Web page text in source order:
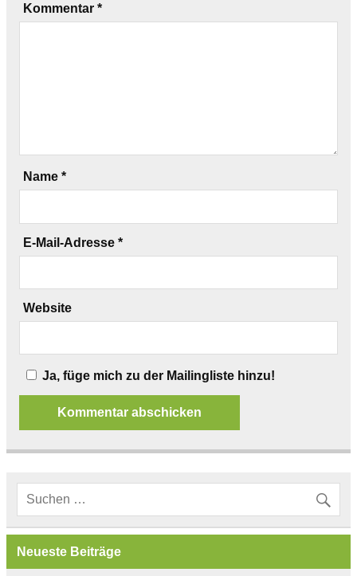
Kommentar *
Name *
E-Mail-Adresse *
Website
Ja, füge mich zu der Mailingliste hinzu!
Neueste Beiträge